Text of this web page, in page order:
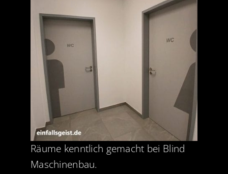
Räume kenntlich gemacht bei Blind
Maschinenbau.